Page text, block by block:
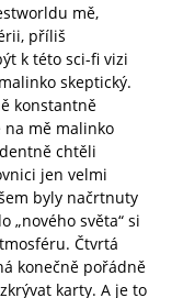
mě,
příliš
k této sci-fi vizi
skeptický.
konstantně
na mě malinko
chtěli
jen velmi
byly načrtnuty
„nového světa“ si
Čtvrtá
konečně pořádně
karty. A je to